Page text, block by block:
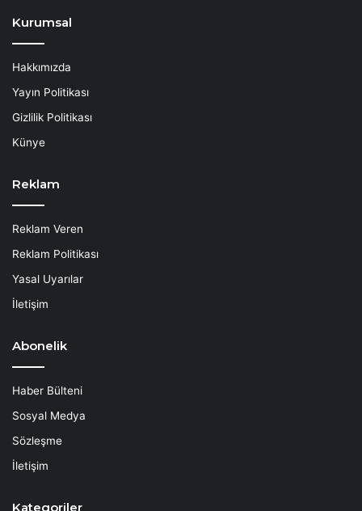
Kurumsal
Hakkımızda
Yayın Politikası
Gizlilik Politikası
Künye
Reklam
Reklam Veren
Reklam Politikası
Yasal Uyarılar
İletişim
Abonelik
Haber Bülteni
Sosyal Medya
Sözleşme
İletişim
Kategoriler